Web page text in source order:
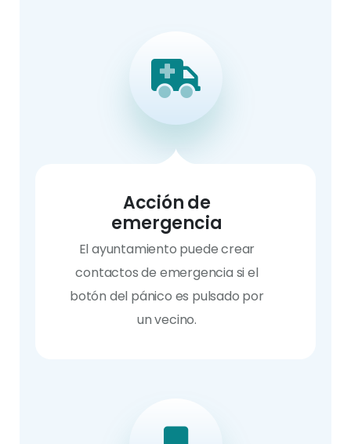
Acción de
emergencia
El ayuntamiento puede crear
contactos de emergencia si el
botón del pánico es pulsado por
un vecino.